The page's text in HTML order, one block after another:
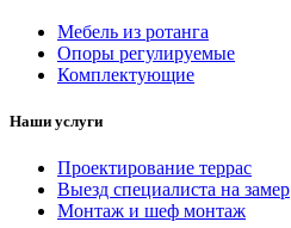
Мебель из ротанга
Опоры регулируемые
Комплектующие
Наши услуги
Проектирование террас
Выезд специалиста на замер
Монтаж и шеф монтаж